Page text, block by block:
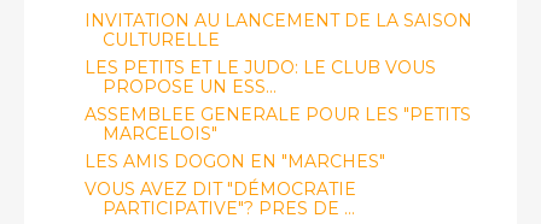
INVITATION AU LANCEMENT DE LA SAISON
CULTURELLE
LES PETITS ET LE JUDO: LE CLUB VOUS
PROPOSE UN ESS...
ASSEMBLEE GENERALE POUR LES "PETITS
MARCELOIS"
LES AMIS DOGON EN "MARCHES"
VOUS AVEZ DIT "DÉMOCRATIE
PARTICIPATIVE"? PRES DE ...